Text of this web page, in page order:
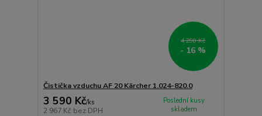
4 290 Kč
- 16 %
Čistička vzduchu AF 20 Kärcher 1.024-820.0
3 590 Kč/ks
2 967 Kč bez DPH
Poslední kusy
skladem